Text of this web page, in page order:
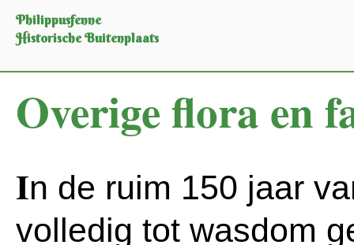
Philippusfenne
Historische Buitenplaats
Overige flora en
In de ruim 150 jaar
volledig tot wasdom